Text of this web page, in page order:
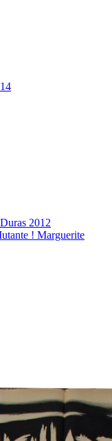
2012
! Marguerite